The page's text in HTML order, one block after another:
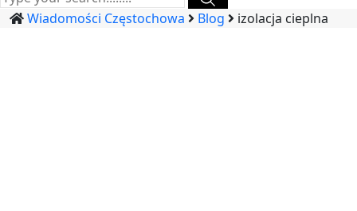
Wiadomości Częstochowa Blog izolacja cieplna